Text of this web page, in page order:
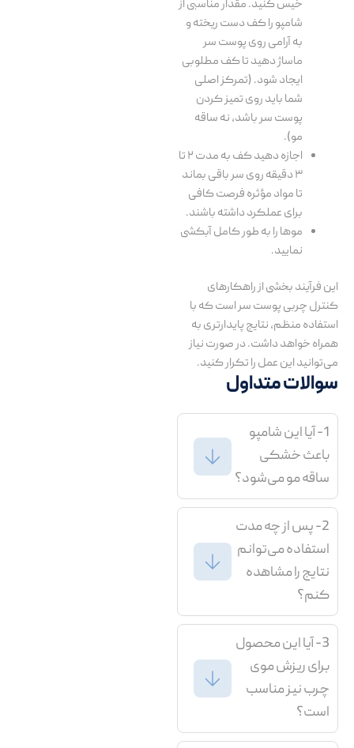
خیس کنید. مقدار مناسبی از
شامپو را کف دست ریخته و
به آرامی روی پوست سر
ماساژ دهید تا کف مطلوبی
ایجاد شود. (تمرکز اصلی
شما باید روی تمیز کردن
پوست سر باشد، نه ساقه
مو).
اجازه دهید کف به مدت ۲ تا
۳ دقیقه روی سر باقی بماند
تا مواد مؤثره فرصت کافی
برای عملکرد داشته باشند.
موها را به طور کامل آبکشی
نمایید.
این فرآیند بخشی از راهکارهای
کنترل چربی پوست سر است که با
استفاده منظم، نتایج پایدارتری به
همراه خواهد داشت. در صورت نیاز
می‌توانید این عمل را تکرار کنید.
سوالات متداول
1- آیا این شامپو
باعث خشکی
ساقه مو می‌شود؟
2- پس از چه مدت
استفاده می‌توانم
نتایج را مشاهده
کنم؟
3- آیا این محصول
برای ریزش موی
چرب نیز مناسب
است؟